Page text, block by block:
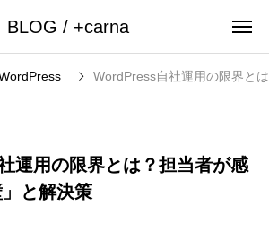
BLOG / +carna
WordPress自社運用の限界と
運用の限界とは？担当者が感
と解決策